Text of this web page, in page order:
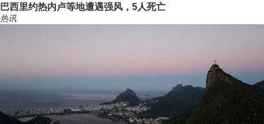
巴西里约热内卢等地遭遇强风，5人死亡
热讯